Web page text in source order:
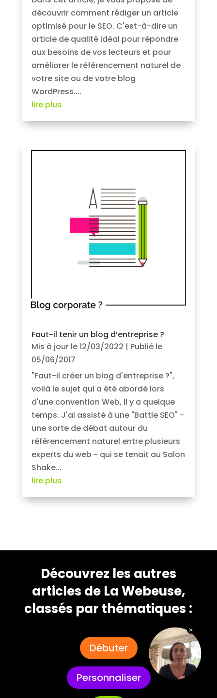
découvrir comment rédiger un article
optimisé pour le SEO. C'est-à-dire un
article de qualité idéal pour répondre
aux besoins de vos lecteurs et pour
améliorer le référencement naturel de
votre site ou de votre blog
WordPress....
lire plus
Faut-il tenir un blog d’entreprise ?
Mis à jour le 12/03/2022 | Publié le
05/06/2017
"Faut-il créer un blog d'entreprise ?",
voilà le sujet qui a été abordé lors
d'une convention Web, il y a quelque
temps. J'ai assisté à une "Battle SEO" -
une sorte de débat autour du
référencement naturel entre plusieurs
experts du web - qui se tenait au Salon
Shake...
lire plus
Découvrez les autres
articles de La Webeuse,
classés par thématiques :
Débuter
Personnaliser